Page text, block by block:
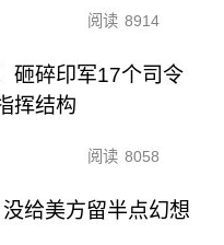
阅读 8914
砸碎印军17个司令
挥结构
阅读 8058
给美方留半点幻想